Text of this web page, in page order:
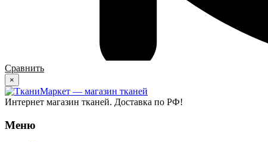
Сравнить
×
Интернет магазин тканей. Доставка по РФ!
Меню